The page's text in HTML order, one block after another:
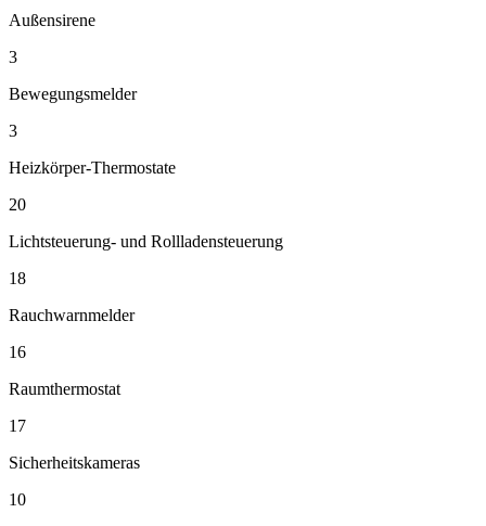
Außensirene
3
Bewegungsmelder
3
Heizkörper-Thermostate
20
Lichtsteuerung- und Rollladensteuerung
18
Rauchwarnmelder
16
Raumthermostat
17
Sicherheitskameras
10